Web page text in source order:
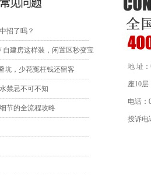
招了吗？
自建房这样装，闲置区秒变宝
坑，少花冤枉钱还留客
禁忌不可不知
节的全流程攻略
地 址
座10层
电话：
投诉电